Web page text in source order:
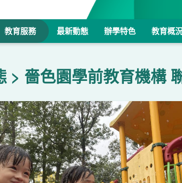
教育服務 最新動態 辦學特色 教育概
嗇色園學前教育機構